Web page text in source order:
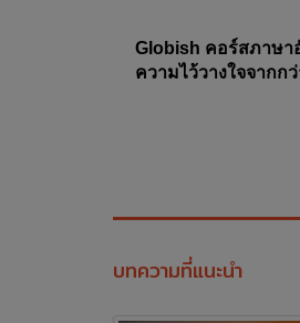
Globish คอร์สภาษา
ความไว้วางใจจากก
บทความที่แนะนำ